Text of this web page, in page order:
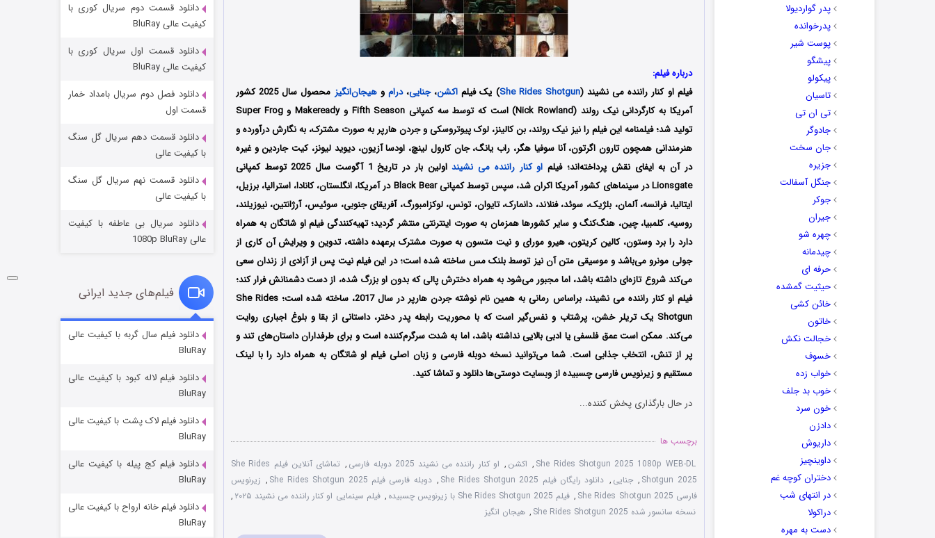
پدر گواردیولا
پدرخوانده
پوست شیر
پیشگو
پیکولو
تاسیان
تی ان تی
جادوگر
جان سخت
جزیره
جنگل آسفالت
جوکر
جیران
چهره شو
چیدمانه
حرفه ای
حیثیت گمشده
خائن کشی
خاتون
خجالت نکش
خسوف
خواب زده
خوب بد جلف
خون سرد
دادزن
داریوش
داوینچیز
دختران کوچه غم
در انتهای شب
دراکولا
دست به مهره
درباره فیلم:
فیلم او کنار راننده می نشیند (She Rides Shotgun) یک فیلم اکشن،جنایی،درام وهیجان‌انگیز
محصول سال 2025 کشور
آمریکا به کارگردانی نیک رولند (Nick Rowland) است که توسط سه کمپانی‌ Fifth Season و Makeready و Super Frog
تولید شد؛ فیلمنامه این فیلم را نیز نیک رولند، بن کالینز، لوک پیوتروسکی و جردن هارپر به صورت مشترک، به نگارش درآورده و
هنرمندانی همچونتارون اگرتون، آنا سوفیا هگر، راب یانگ، جان کارول لینچ، اودسا آزیون، دیوید لیونز، کیت جاردین و غیره
در آن به ایفای نقش پرداخته‌اند؛ فیلم او کنار راننده می نشیند
اولین بار در تاریخ 1 آگوست سال 2025 توسط کمپانی‌
Lionsgate در سینماهای کشور آمریکا اکران شد، سپس توسط کمپانی Black Bear در آمریکا، انگلستان، کانادا، استرالیا، برزیل،
ایتالیا، فرانسه، آلمان، بلژیک، سوئد، فنلاند، دانمارک، تایوان، تونس، لوکزامبورگ، آفریقای جنوبی، سوئیس، آرژانتین، نیوزیلند،
روسیه، کلمبیا، چین، هنگ‌کنگ و سایر کشورها همزمان به صورت اینترنتی منتشر گردید؛ تهیه‌کنندگی فیلم او شاتگان به همراه
دارد را برد وستون، کالین کریتون، هیرو مورای و نیت متسون به صورت مشترک برعهده داشته، تدوین و ویرایش آن کاری از
جولی مونرو می‌باشد و موسیقی متن آن نیز توسطبلنک مس ساخته شده است؛در این فیلم نیت پس از آزادی از زندان سعی
می‌کند شروع تازه‌ای داشته باشد، اما مجبور می‌شود به همراه دخترش پالی که بدون او بزرگ شده، از دست دشمنانش فرار کند؛
فیلم او کنار راننده می نشیند، براساس رمانی به همین نام نوشته جردن هارپر در سال 2017، ساخته شده است؛ She Rides
Shotgun یک تریلر خشن، پرشتاب و نفس‌گیر است که با محوریت رابطه پدر دختر، داستانی از بقا و بلوغ اجباری روایت
می‌کند. ممکن است عمق فلسفی یا ادبی بالایی نداشته باشد، اما به شدت سرگرم‌کننده است و برای طرفداران داستان‌های تند و
پر از تنش، انتخاب جذابی است. شما می‌توانید نسخه دوبله فارسی و زبان اصلی فیلم او شاتگان به همراه دارد را با ‌لینک
مستقیم و زیرنویس فارسی چسبیده از وبسایت دوستی‌ها دانلود و تماشا کنید.
در حال بارگذاری پخش کننده...
برچسب ها
She Rides Shotgun 2025 1080p WEB-DL
, اکشن , او کنار راننده می نشیند 2025 دوبله فارسی ,
تماشای آنلاین فیلم She Rides
Shotgun 2025
, جنایی , دانلود رایگان فیلم She Rides Shotgun 2025 , دوبله فارسی فیلم She Rides Shotgun 2025 , زیرنویس
فارسی She Rides Shotgun 2025
, فیلم She Rides Shotgun 2025 با زیرنویس چسبیده , فیلم سینمایی او کنار راننده می نشیند ۲۰۲۵
,
نسخه سانسور شده She Rides Shotgun 2025
, هیجان انگیز
شکست استوارت در نجات جهان
قسمت ۷ (زیرنویس) منتشر شد
شوگر فصل ۲
قسمت
خاندان اژدها فصل ۳
دانلود قسمت دوم سریال کوری با
کیفیت عالی BluRay
دانلود قسمت اول سریال کوری با
کیفیت عالی BluRay
دانلود فصل دوم سریال بامداد خمار
قسمت اول
دانلود قسمت دهم سریال گل سنگ
با کیفیت عالی
دانلود قسمت نهم سریال گل سنگ
با کیفیت عالی
دانلود سریال بی عاطفه با کیفیت
عالی 1080p BluRay
فیلم‌های جدید ایرانی
دانلود فیلم سال گربه با کیفیت عالی
BluRay
دانلود فیلم لاله کبود با کیفیت عالی
BluRay
دانلود فیلم لاک پشت با کیفیت عالی
BluRay
دانلود فیلم کج‌ پیله با کیفیت عالی
BluRay
دانلود فیلم خانه ارواح با کیفیت عالی
BluRay